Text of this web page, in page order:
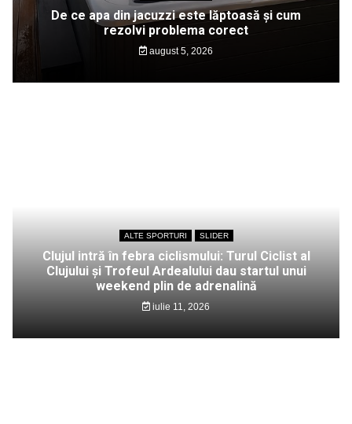
De ce apa din jacuzzi este lăptoasă și cum
rezolvi problema corect
august 5, 2026
ALTE SPORTURI SLIDER
Clujul intră în febra ciclismului: Turul Ciclist al
Clujului și Trofeul Ardealului dau startul unui
weekend plin de adrenalină
iulie 11, 2026